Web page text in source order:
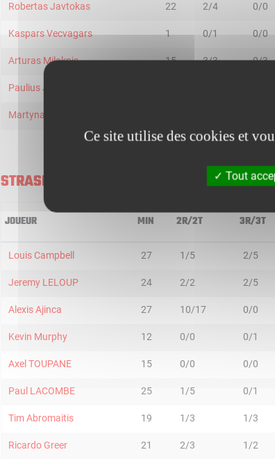
Robertas Javtokas 22 2/4 0/0
Kaspars Vecvagars 1 0/1 0/0
Arturas Milaknis 15 3/3 0/3
Paulius Jankunas
Martynas Pocius
STRASBOURG
JOUEUR MIN 2R/2T 3R/3T
Louis Campbell 27 1/5 2/5
Jeremy LELOUP 24 2/2 2/5
Alexis Ajinca 27 10/17 0/0
Kevin Murphy 12 0/0 0/1
Axel TOUPANE 15 0/0 0/0
Paul LACOMBE 25 1/5 0/1
Tim Abromaitis 19 1/3 1/3
Ricardo Greer 21 2/3 1/2
Ce site utilise des cookies et
Tout